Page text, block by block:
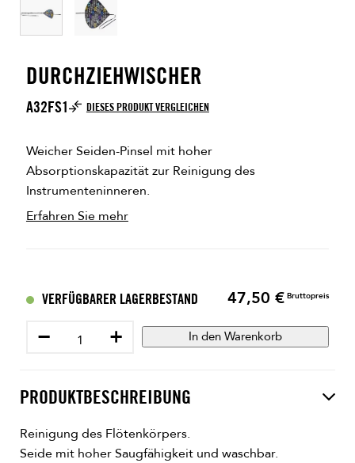
DURCHZIEHWISCHER
A32FS1 DIESES PRODUKT VERGLEICHEN
Weicher Seiden-Pinsel mit hoher
Absorptionskapazität zur Reinigung des
Instrumenteninneren.
Erfahren Sie mehr
VERFÜGBARER LAGERBESTAND Preis
47,50 € Bruttopreis
− + In den Warenkorb
PRODUKTBESCHREIBUNG
Reinigung des Flötenkörpers.
Seide mit hoher Saugfähigkeit und waschbar.